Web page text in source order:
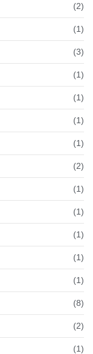
(2)
(1)
(3)
(1)
(1)
(1)
(1)
(2)
(1)
(1)
(1)
(1)
(1)
(8)
(2)
(1)